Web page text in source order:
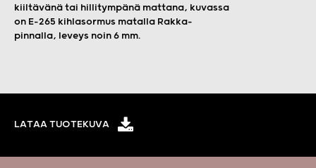
kiiltävänä tai hillitympänä mattana, kuvassa
on E-265 kihlasormus matalla Rakka-
pinnalla, leveys noin 6 mm.
LATAA TUOTEKUVA